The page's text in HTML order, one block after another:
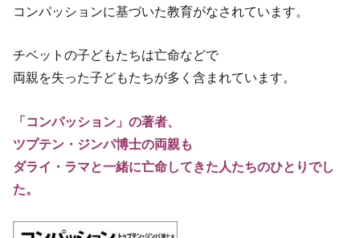
コンパッションに基づいた教育がなされています。
チベットの子どもたちは亡命などで
両親を失った子どもたちが多く含まれています。
「コンパッション」の著者、
ツプテン・ジンパ博士の両親も
ダライ・ラマと一緒に亡命してきた人たちのひとりでし
た。